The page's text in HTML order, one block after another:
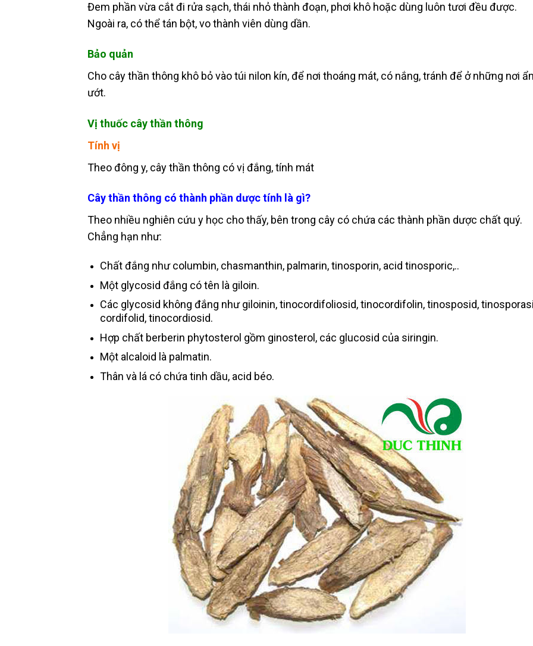
Đem phần vừa cắt đi rửa sạch, thái nhỏ thành đoạn, phơi khô hoặc dùng luôn tươi đều được.
Ngoài ra, có thể tán bột, vo thành viên dùng dần.
Bảo quản
Cho cây thần thông khô bỏ vào túi nilon kín, để nơi thoáng mát, có nắng, tránh để ở những nơi
ướt.
Vị thuốc cây thần thông
Tính vị
Theo đông y, cây thần thông có vị đắng, tính mát
Cây thần thông có thành phần dược tính là gì?
Theo nhiều nghiên cứu y học cho thấy, bên trong cây có chứa các thành phần dược chất quý.
Chẳng hạn như:
Chất đắng như columbin, chasmanthin, palmarin, tinosporin, acid tinosporic,..
Một glycosid đắng có tên là giloin.
Các glycosid không đắng như giloinin, tinocordifoliosid, tinocordifolin, tinosposid,
cordifolid, tinocordiosid.
Hợp chất berberin phytosterol gồm ginosterol, các glucosid của siringin.
Một alcaloid là palmatin.
Thân và lá có chứa tinh dầu, acid béo.